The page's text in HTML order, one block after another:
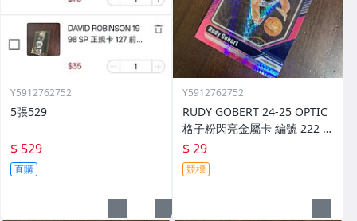
Y5912762752
5張529
$ 529
直購
Y5912762752
RUDY GOBERT 24-25 OPTIC
格子粉閃亮金屬卡 編號 222 前
後圖
$ 29
競標